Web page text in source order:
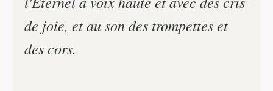
de joie, et au son des trompettes et
des cors.